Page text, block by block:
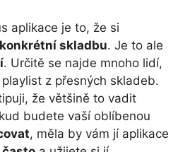
aplikace je to, že si
skladbu. Je to ale
. Určitě se najde mnoho lidí,
z přesných skladeb.
že většině to vadit
budete vaší oblíbenou
, měla by vám jí aplikace